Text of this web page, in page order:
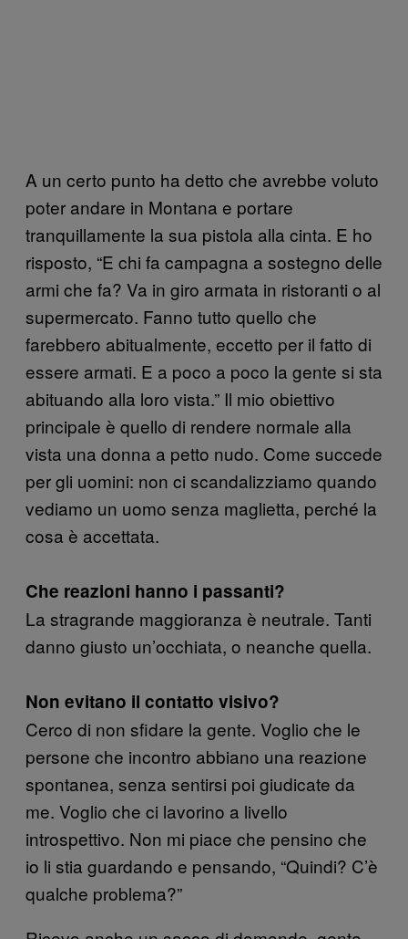
A un certo punto ha detto che avrebbe voluto
poter andare in Montana e portare
tranquillamente la sua pistola alla cinta. E ho
risposto, “E chi fa campagna a sostegno delle
armi che fa? Va in giro armata in ristoranti o al
supermercato. Fanno tutto quello che
farebbero abitualmente, eccetto per il fatto di
essere armati. E a poco a poco la gente si sta
abituando alla loro vista.” Il mio obiettivo
principale è quello di rendere normale alla
vista una donna a petto nudo. Come succede
per gli uomini: non ci scandalizziamo quando
vediamo un uomo senza maglietta, perché la
cosa è accettata.
Che reazioni hanno i passanti?
La stragrande maggioranza è neutrale. Tanti
danno giusto un’occhiata, o neanche quella.
Non evitano il contatto visivo?
Cerco di non sfidare la gente. Voglio che le
persone che incontro abbiano una reazione
spontanea, senza sentirsi poi giudicate da
me. Voglio che ci lavorino a livello
introspettivo. Non mi piace che pensino che
io li stia guardando e pensando, “Quindi? C’è
qualche problema?”